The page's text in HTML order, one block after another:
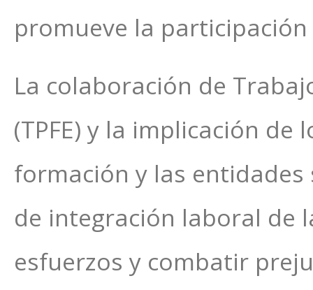
promueve la
La colaboración de
(TPFE) y la implicación
formación y las
de integración laboral de
esfuerzos y combatir